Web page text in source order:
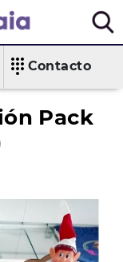
Contacto
Pack